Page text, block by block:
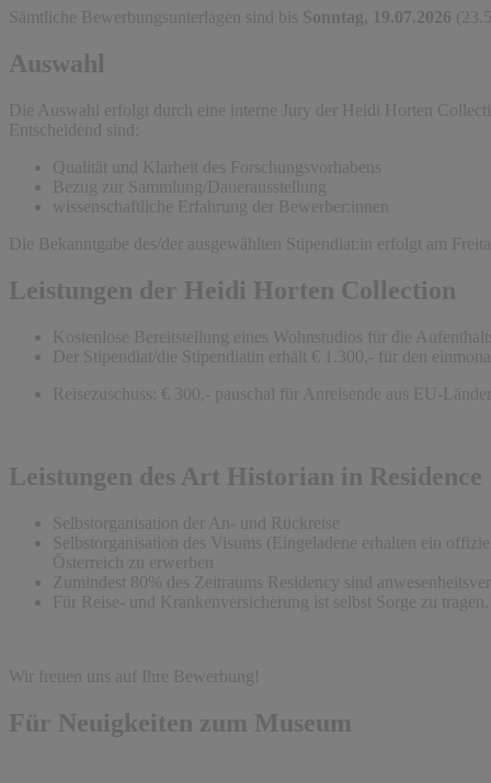
Sämtliche Bewerbungsunterlagen sind bis Sonntag, 19.07.2026
Auswahl
Die Auswahl erfolgt durch eine interne Jury der Heidi Horten
Entscheidend sind:
Qualität und Klarheit des Forschungsvorhabens
Bezug zur Sammlung/Dauerausstellung
wissenschaftliche Erfahrung der Bewerber:innen
Die Bekanntgabe des/der ausgewählten Stipendiat:in erfolgt am
Leistungen der Heidi Horten Collection
Kostenlose Bereitstellung eines Wohnstudios für die
Der Stipendiat/die Stipendiatin erhält € 1.300,- für den
Reisezuschuss: € 300,- pauschal für Anreisende aus EU-
Leistungen des Art Historian in Residence
Selbstorganisation der An- und Rückreise
Selbstorganisation des Visums (Eingeladene erhalten ein
Österreich zu erwerben
Zumindest 80% des Zeitraums Residency sind
Für Reise- und Krankenversicherung ist selbst Sorge zu tragen.
Wir freuen uns auf Ihre Bewerbung!
Für Neuigkeiten zum Museum